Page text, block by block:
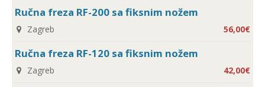
Ručna freza RF-200 sa fiksnim nožem
Zagreb 56,00€
Ručna freza RF-120 sa fiksnim nožem
Zagreb 42,00€